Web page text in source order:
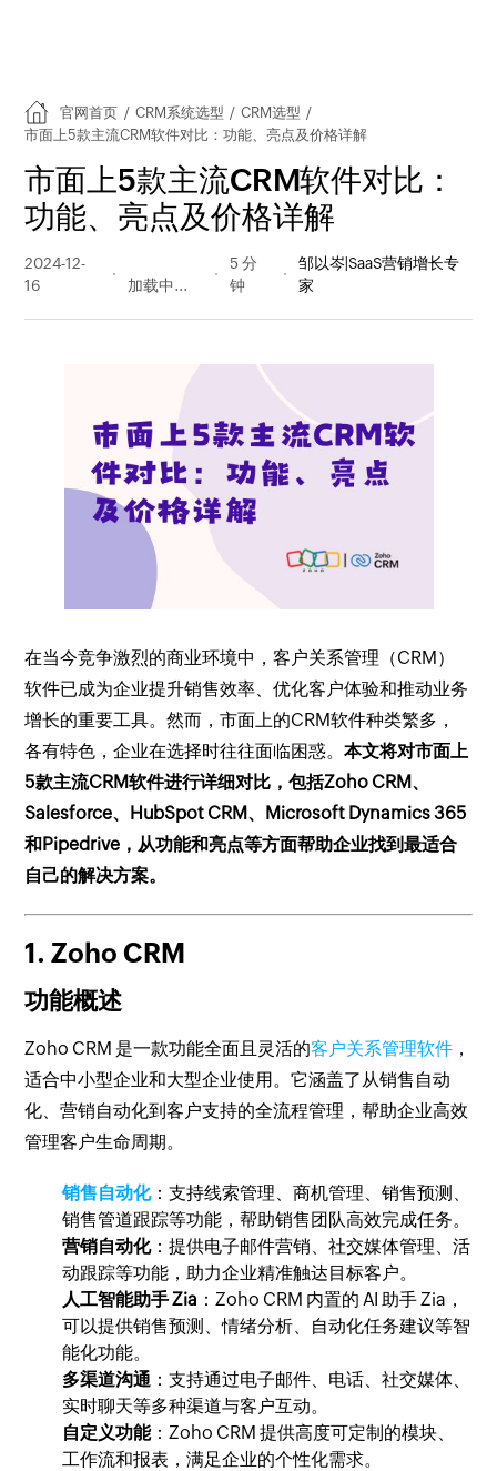
官网首页 / CRM系统选型 / CRM选型 /
市面上5款主流CRM软件对比：功能、亮点及价格详解
市面上5款主流CRM软件对比：
功能、亮点及价格详解
2024-12-
16
量
5 分
钟
邹以岑|SaaS营销增长专
家
在当今竞争激烈的商业环境中，客户关系管理（CRM）
软件已成为企业提升销售效率、优化客户体验和推动业务
增长的重要工具。然而，市面上的CRM软件种类繁多，
各有特色，企业在选择时往往面临困惑。本文将对市面上
5款主流CRM软件进行详细对比，包括Zoho CRM、
Salesforce、HubSpot CRM、Microsoft Dynamics 365
和Pipedrive，从功能和亮点等方面帮助企业找到最适合
自己的解决方案。
1. Zoho CRM
功能概述
Zoho CRM 是一款功能全面且灵活的客户关系管理软件 ，
适合中小型企业和大型企业使用。它涵盖了从销售自动
化、营销自动化到客户支持的全流程管理，帮助企业高效
管理客户生命周期。
销售自动化：支持线索管理、商机管理、销售预测、
销售管道跟踪等功能，帮助销售团队高效完成任务。
营销自动化：提供电子邮件营销、社交媒体管理、活
动跟踪等功能，助力企业精准触达目标客户。
人工智能助手 Zia ：Zoho CRM 内置的 AI 助手 Zia，
可以提供销售预测、情绪分析、自动化任务建议等智
能化功能。
多渠道沟通 ：支持通过电子邮件、电话、社交媒体、
实时聊天等多种渠道与客户互动。
自定义功能：Zoho CRM 提供高度可定制的模块、
工作流和报表，满足企业的个性化需求。